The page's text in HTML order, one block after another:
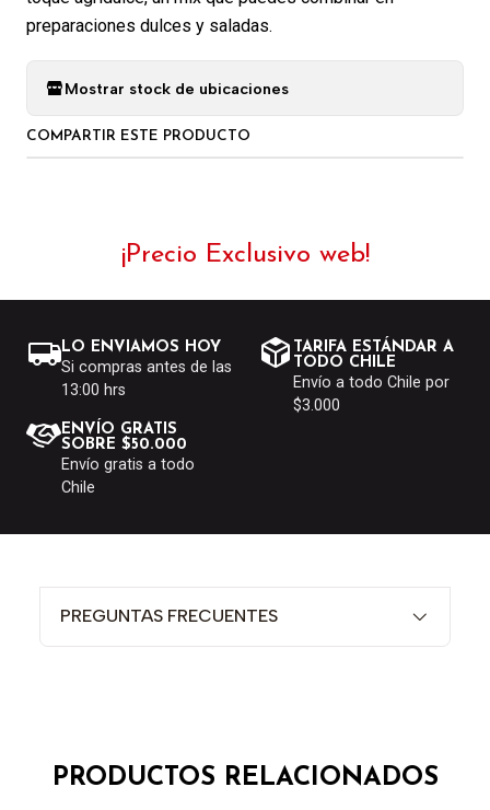
preparaciones dulces y saladas.
Mostrar stock de ubicaciones
COMPARTIR ESTE PRODUCTO
¡Precio Exclusivo web!
LO ENVIAMOS HOY
Si compras antes de las
13:00 hrs
TARIFA ESTÁNDAR A
TODO CHILE
Envío a todo Chile por
$3.000
ENVÍO GRATIS
SOBRE $50.000
Envío gratis a todo
Chile
PREGUNTAS FRECUENTES
PRODUCTOS RELACIONADOS